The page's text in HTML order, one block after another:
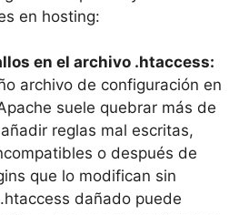
en hosting:
en el archivo .htaccess:
archivo de configuración en
suele quebrar más de
reglas mal escritas,
o después de
que lo modifican sin
dañado puede